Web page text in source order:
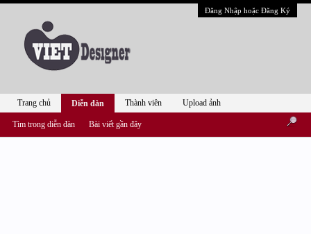
Đăng Nhập hoặc Đăng Ký
Trang chủ Diễn đàn
Tìm trong diễn đàn Bài viết gần đây
Thành viên Upload ảnh